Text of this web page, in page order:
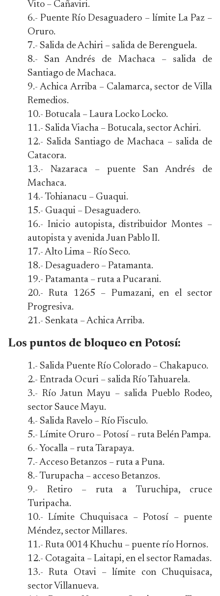
Vito – Cañaviri.
6.- Puente Río Desaguadero – límite La Paz –
Oruro.
7.- Salida de Achiri – salida de Berenguela.
8.- San Andrés de Machaca – salida de
Santiago de Machaca.
9.- Achica Arriba – Calamarca, sector de Villa
Remedios.
10.- Botucala – Laura Locko Locko.
11.- Salida Viacha – Botucala, sector Achiri.
12.- Salida Santiago de Machaca – salida de
Catacora.
13.- Nazaraca – puente San Andrés de
Machaca.
14.- Tohianacu – Guaqui.
15.- Guaqui – Desaguadero.
16.- Inicio autopista, distribuidor Montes –
autopista y avenida Juan Pablo II.
17.- Alto Lima – Río Seco.
18.- Desaguadero – Patamanta.
19.- Patamanta – ruta a Pucarani.
20.- Ruta 1265 – Pumazani, en el sector
Progresiva.
21.- Senkata – Achica Arriba.
Los puntos de bloqueo en Potosí:
1.- Salida Puente Río Colorado – Chakapuco.
2.- Entrada Ocuri – salida Río Tahuarela.
3.- Río Jatun Mayu – salida Pueblo Rodeo,
sector Sauce Mayu.
4.- Salida Ravelo – Río Fisculo.
5.- Límite Oruro – Potosí – ruta Belén Pampa.
6.- Yocalla – ruta Tarapaya.
7.- Acceso Betanzos – ruta a Puna.
8.- Turupacha – acceso Betanzos.
9.- Retiro – ruta a Turuchipa, cruce
Turipacha.
10.- Límite Chuquisaca – Potosí – puente
Méndez, sector Millares.
11.- Ruta 0014 Khuchu – puente río Hornos.
12.- Cotagaita – Laitapi, en el sector Ramadas.
13.- Ruta Otavi – límite con Chuquisaca,
sector Villanueva.